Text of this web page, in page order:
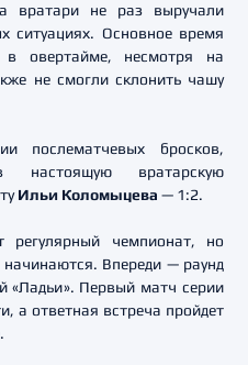
вратари не раз выручали
ситуациях. Основное время
овертайме, несмотря на
не смогли склонить чашу
послематчевых бросков,
настоящую вратарскую
Ильи Коломыцева — 1:2.
регулярный чемпионат, но
Впереди — раунд
«Ладьи». Первый матч серии
а ответная встреча пройдет